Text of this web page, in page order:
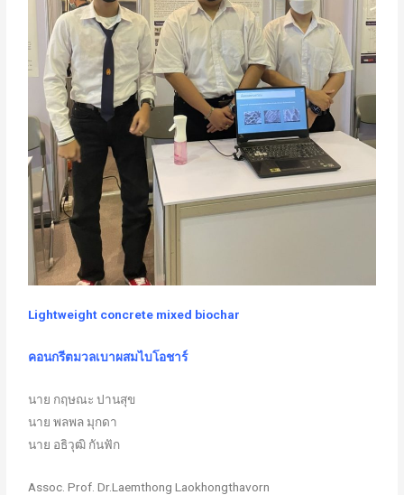
Lightweight concrete mixed biochar
คอนกรีตมวลเบาผสมไบโอชาร์
นาย กฤษณะ ปานสุข
นาย พลพล มุกดา
นาย อธิวุฒิ กันฟัก
Assoc. Prof. Dr.Laemthong Laokhongthavorn